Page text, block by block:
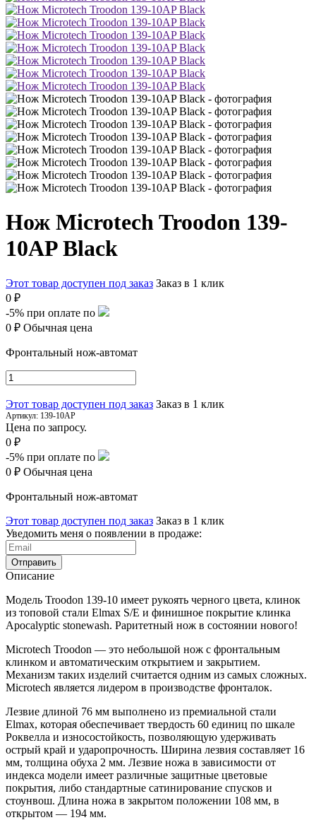
Нож Microtech Troodon 139-
10AP Black
Этот товар доступен под заказ Заказ в 1 клик
0 ₽
-5% при оплате по
0 ₽ Обычная цена
Фронтальный нож-автомат
Этот товар доступен под заказ Заказ в 1 клик
Артикул: 139-10AP
Цена по запросу.
0 ₽
-5% при оплате по
0 ₽ Обычная цена
Фронтальный нож-автомат
Этот товар доступен под заказ Заказ в 1 клик
Уведомить меня о появлении в продаже:
Отправить
Описание
Модель Troodon 139-10 имеет рукоять черного цвета, клинок
из топовой стали Elmax S/E и финишное покрытие клинка
Apocalyptic stonewash. Раритетный нож в состоянии нового!
Microtech Troodon — это небольшой нож с фронтальным
клинком и автоматическим открытием и закрытием.
Механизм таких изделий считается одним из самых сложных.
Microtech является лидером в производстве фронталок.
Лезвие длиной 76 мм выполнено из премиальной стали
Elmax, которая обеспечивает твердость 60 единиц по шкале
Роквелла и износостойкость, позволяющую удерживать
острый край и ударопрочность. Ширина лезвия составляет 16
мм, толщина обуха 2 мм. Лезвие ножа в зависимости от
индекса модели имеет различные защитные цветовые
покрытия, либо стандартные сатинирование спусков и
стоунвош. Длина ножа в закрытом положении 108 мм, в
открытом — 194 мм.